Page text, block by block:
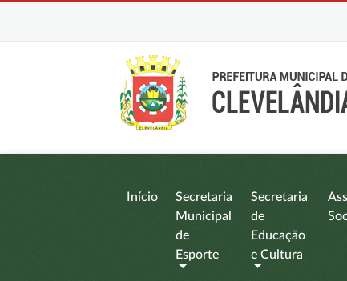
Início
Secretaria
Municipal
de
Esporte
Secretaria
de
Educação
e Cultura